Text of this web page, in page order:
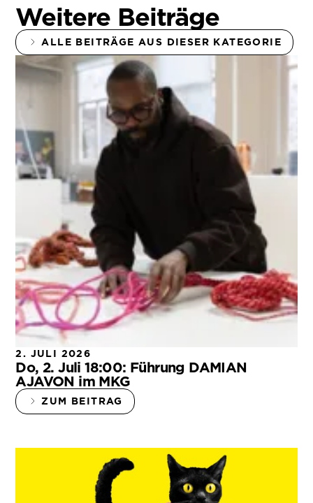
Weitere Beiträge
ALLE BEITRÄGE AUS DIESER KATEGORIE
2. JULI 2026
Do, 2. Juli 18:00: Führung DAMIAN
AJAVON im MKG
ZUM BEITRAG